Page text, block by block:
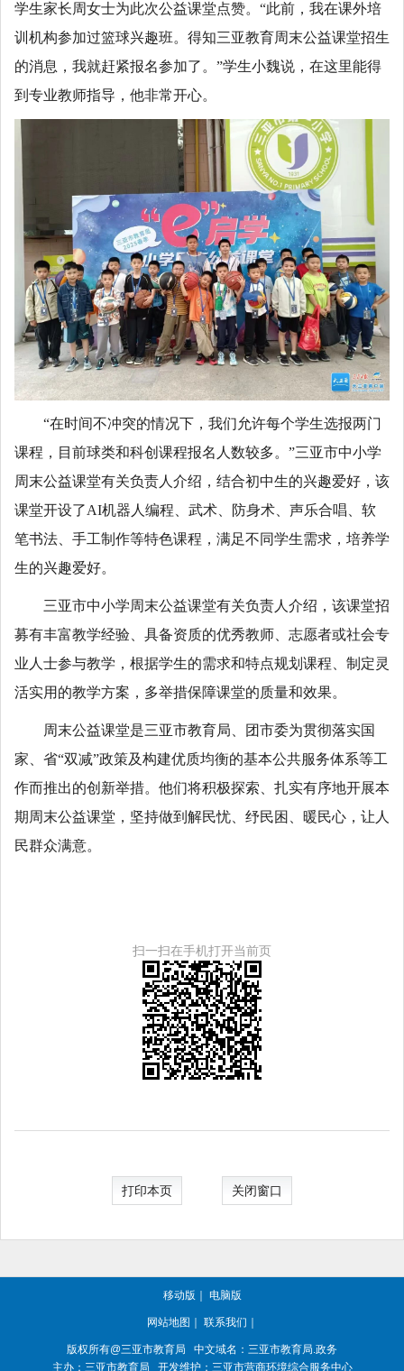
学生家长周女士为此次公益课堂点赞。“此前，我在课外培
训机构参加过篮球兴趣班。得知三亚教育周末公益课堂招生
的消息，我就赶紧报名参加了。”学生小魏说，在这里能得
到专业教师指导，他非常开心。
“在时间不冲突的情况下，我们允许每个学生选报两门
课程，目前球类和科创课程报名人数较多。”三亚市中小学
周末公益课堂有关负责人介绍，结合初中生的兴趣爱好，该
课堂开设了AI机器人编程、武术、防身术、声乐合唱、软
笔书法、手工制作等特色课程，满足不同学生需求，培养学
生的兴趣爱好。
三亚市中小学周末公益课堂有关负责人介绍，该课堂招
募有丰富教学经验、具备资质的优秀教师、志愿者或社会专
业人士参与教学，根据学生的需求和特点规划课程、制定灵
活实用的教学方案，多举措保障课堂的质量和效果。
周末公益课堂是三亚市教育局、团市委为贯彻落实国
家、省“双减”政策及构建优质均衡的基本公共服务体系等工
作而推出的创新举措。他们将积极探索、扎实有序地开展本
期周末公益课堂，坚持做到解民忧、纾民困、暖民心，让人
民群众满意。
扫一扫在手机打开当前页
打印本页 关闭窗口
移动版 电脑版
网站地图 联系我们
版权所有@三亚市教育局
中文域名：三亚市教育局.政务
主办：三亚市教育局 开发维护：三亚市营商环境综合服务中心